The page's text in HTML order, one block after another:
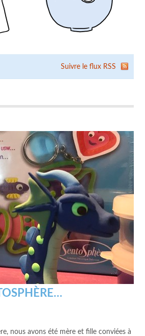
Suivre le flux RSS
nous avons été mère et fille conviées à